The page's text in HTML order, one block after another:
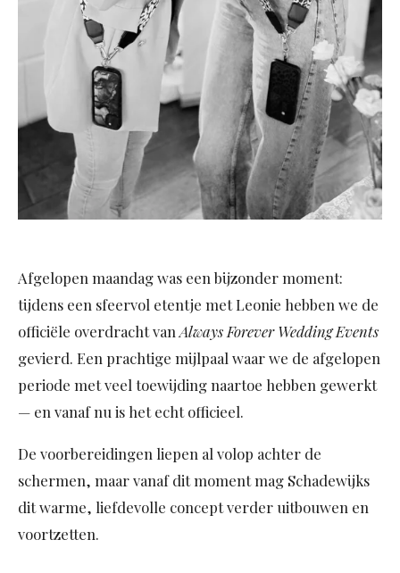
Afgelopen maandag was een bijzonder moment:
tijdens een sfeervol etentje met Leonie hebben we de
officiële overdracht van Always Forever Wedding Events
gevierd. Een prachtige mijlpaal waar we de afgelopen
periode met veel toewijding naartoe hebben gewerkt
— en vanaf nu is het echt officieel.
De voorbereidingen liepen al volop achter de
schermen, maar vanaf dit moment mag Schadewijks
dit warme, liefdevolle concept verder uitbouwen en
voortzetten.